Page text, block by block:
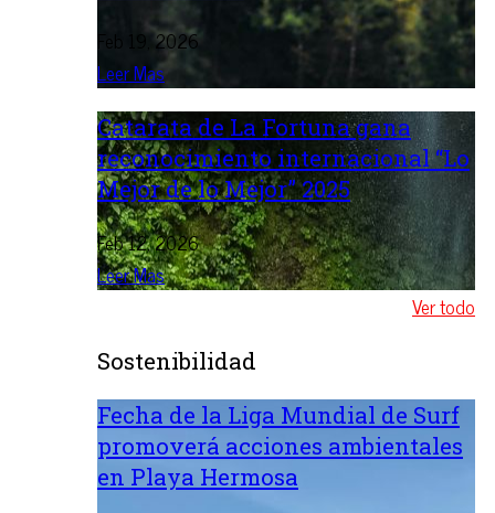
Feb 19, 2026
Leer Mas
Catarata de La Fortuna gana
reconocimiento internacional “Lo
Mejor de lo Mejor” 2025
Feb 12, 2026
Leer Mas
Ver todo
Sostenibilidad
Fecha de la Liga Mundial de Surf
promoverá acciones ambientales
en Playa Hermosa